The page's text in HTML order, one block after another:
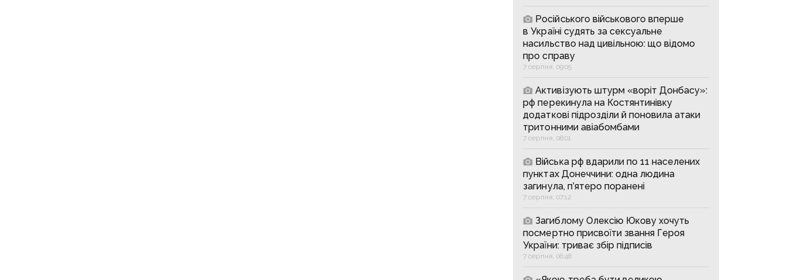
Російського військового вперше
в Україні судять за сексуальне
насильство над цивільною: що відомо
про справу
7 серпня, 09:05
Активізують штурм «воріт Донбасу»:
рф перекинула на Костянтинівку
додаткові підрозділи й поновила атаки
тритонними авіабомбами
7 серпня, 08:01
Війська рф вдарили по 11 населених
пунктах Донеччини: одна людина
загинула, п’ятеро поранені
7 серпня, 07:12
Загиблому Олексію Юкову хочуть
посмертно присвоїти звання Героя
України: триває збір підписів
7 серпня, 06:48